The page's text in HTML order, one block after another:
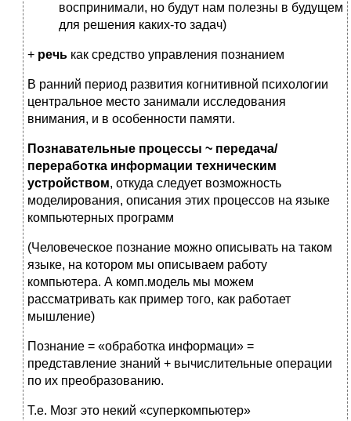
воспринимали, но будут нам полезны в будущем
для решения каких-то задач)
+ речь как средство управления познанием
В ранний период развития когнитивной психологии
центральное место занимали исследования
внимания, и в особенности памяти.
Познавательные процессы ~ передача/
переработка информации техническим
устройством, откуда следует возможность
моделирования, описания этих процессов на языке
компьютерных программ
(Человеческое познание можно описывать на таком
языке, на котором мы описываем работу
компьютера. А комп.модель мы можем
рассматривать как пример того, как работает
мышление)
Познание = «обработка информаци» =
представление знаний + вычислительные операции
по их преобразованию.
Т.е. Мозг это некий «суперкомпьютер»